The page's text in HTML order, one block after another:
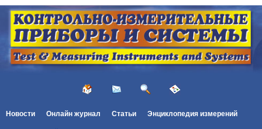
Новости Онлайн журнал Статьи Энциклопедия измерений